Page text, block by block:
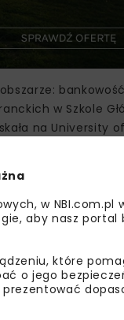
w Szkole
na University
pełnienia funkcji
kierowanie
infrastrukturalnych
roku spółka
a
PKP Intercity.
trzy kategorie,
kątem realizacji
w NBI.com.pl
aby nasz portal
które
o jego